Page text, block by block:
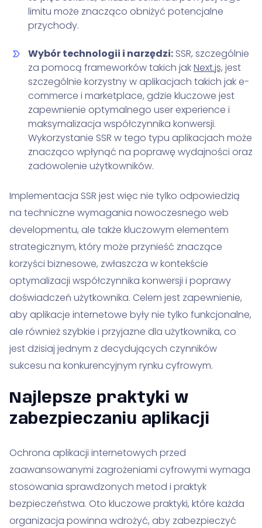
limitu może znacząco obniżyć potencjalne
przychody.
Wybór technologii i narzędzi: SSR, szczególnie
za pomocą frameworków takich jakNext.js, jest
szczególnie korzystny w aplikacjach takich jak e-
commerce i marketplace, gdzie kluczowe jest
zapewnienie optymalnego user experience i
maksymalizacja współczynnika konwersji.
Wykorzystanie SSR w tego typu aplikacjach może
znacząco wpłynąć na poprawę wydajności oraz
zadowolenie użytkowników.
Implementacja SSR jest więc nie tylko odpowiedzią
na techniczne wymagania nowoczesnego web
developmentu, ale także kluczowym elementem
strategicznym, który może przynieść znaczące
korzyści biznesowe, zwłaszcza w kontekście
optymalizacji współczynnika konwersji i poprawy
doświadczeń użytkownika. Celem jest zapewnienie,
aby aplikacje internetowe były nie tylko funkcjonalne,
ale również szybkie i przyjazne dla użytkownika, co
jest dzisiaj jednym z decydujących czynników
sukcesu na konkurencyjnym rynku cyfrowym.
Najlepsze praktyki w
zabezpieczaniu aplikacji
Ochrona aplikacji internetowych przed
zaawansowanymi zagrożeniami cyfrowymi wymaga
stosowania sprawdzonych metod i praktyk
bezpieczeństwa. Oto kluczowe praktyki, które każda
organizacja powinna wdrożyć, aby zabezpieczyć